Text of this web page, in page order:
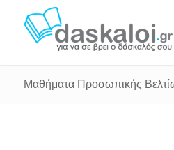
Μαθήματα Προσωπικής